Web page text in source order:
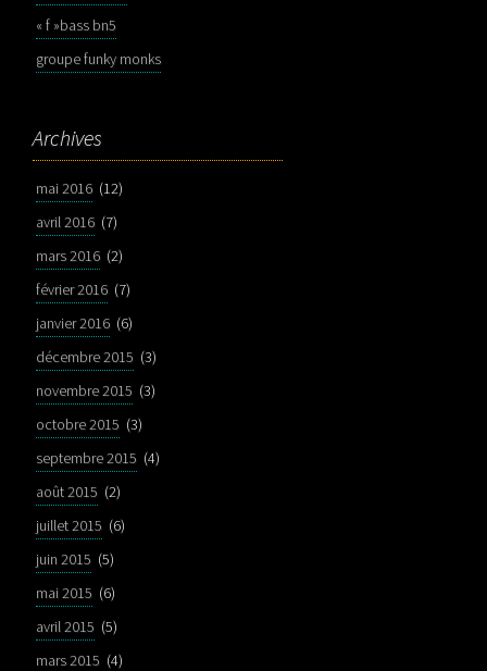
« f »bass bn5
groupe funky monks
Archives
mai 2016 (12)
avril 2016 (7)
mars 2016 (2)
février 2016 (7)
janvier 2016 (6)
décembre 2015 (3)
novembre 2015 (3)
octobre 2015 (3)
septembre 2015 (4)
août 2015 (2)
juillet 2015 (6)
juin 2015 (5)
mai 2015 (6)
avril 2015 (5)
mars 2015 (4)